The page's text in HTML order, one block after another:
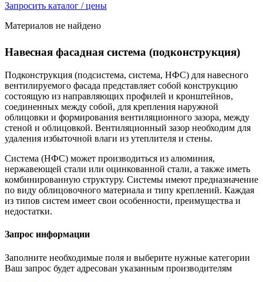
Запросить каталог / цены
Материалов не найдено
Навесная фасадная система (подконструкция)
Подконструкция (подсистема, система, НФС) для навесного
вентилируемого фасада представляет собой конструкцию
состоящую из направляющих профилей и кронштейнов,
соединенных между собой, для крепления наружной
облицовки и формирования вентиляционного зазора, между
стеной и облицовкой. Вентиляционный зазор необходим для
удаления избыточной влаги из утеплителя и стены.
Система (НФС) может производиться из алюминия,
нержавеющей стали или оцинкованной стали, а также иметь
комбинированную структуру. Системы имеют предназначение
по виду облицовочного материала и типу креплений. Каждая
из типов систем имеет свои особенности, преимущества и
недостатки.
Запрос информации
Заполните необходимые поля и выберите нужные категории
Ваш запрос будет адресован указанным производителям